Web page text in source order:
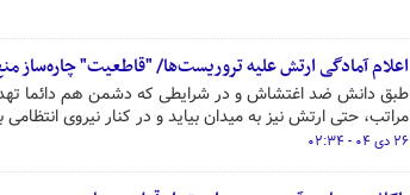
اعلام آمادگی ارتش علیه تروریست‌ها/ "قاطعیت" چاره‌ساز
طبق دانش ضد اغتشاش و در شرایطی که دشمن هم دائما
مراتب، حتی ارتش نیز به میدان بیاید و در کنار نیروی
۲۶ دی ۰۴ - ۰۲:۳۴